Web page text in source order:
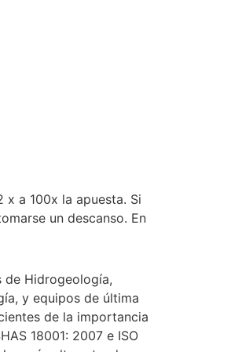
a 100x la apuesta. Si
un descanso. En
de Hidrogeología,
y equipos de última
de la importancia
18001: 2007 e ISO